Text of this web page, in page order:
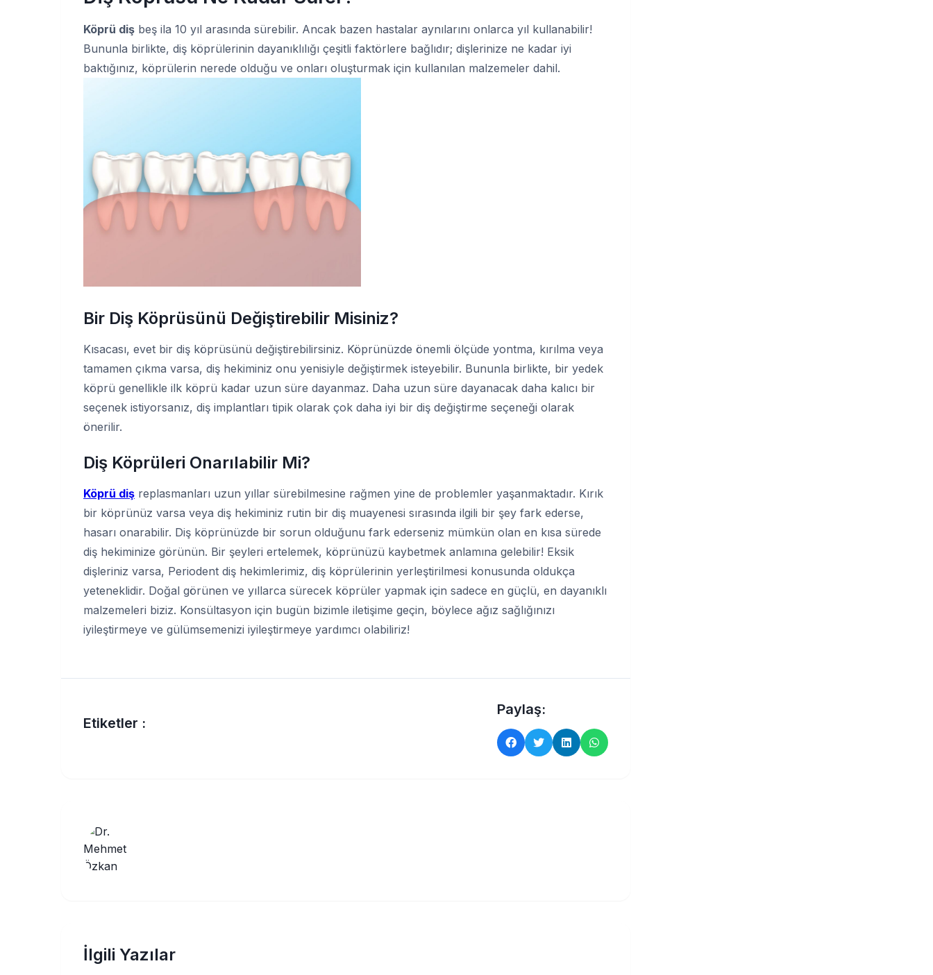
Köprü diş beş ila 10 yıl arasında sürebilir. Ancak bazen hastalar aynılarını onlarca yıl kullanabilir!
Bununla birlikte, diş köprülerinin dayanıklılığı çeşitli faktörlere bağlıdır; dişlerinize ne kadar iyi
baktığınız, köprülerin nerede olduğu ve onları oluşturmak için kullanılan malzemeler dahil.
Bir Diş Köprüsünü Değiştirebilir Misiniz?
Kısacası, evet bir diş köprüsünü değiştirebilirsiniz. Köprünüzde önemli ölçüde yontma, kırılma veya
tamamen çıkma varsa, diş hekiminiz onu yenisiyle değiştirmek isteyebilir. Bununla birlikte, bir yedek
köprü genellikle ilk köprü kadar uzun süre dayanmaz. Daha uzun süre dayanacak daha kalıcı bir
seçenek istiyorsanız, diş implantları tipik olarak çok daha iyi bir diş değiştirme seçeneği olarak
önerilir.
Diş Köprüleri Onarılabilir Mi?
Köprü diş replasmanları uzun yıllar sürebilmesine rağmen yine de problemler yaşanmaktadır. Kırık
bir köprünüz varsa veya diş hekiminiz rutin bir diş muayenesi sırasında ilgili bir şey fark ederse,
hasarı onarabilir. Diş köprünüzde bir sorun olduğunu fark ederseniz mümkün olan en kısa sürede
diş hekiminize görünün. Bir şeyleri ertelemek, köprünüzü kaybetmek anlamına gelebilir! Eksik
dişleriniz varsa, Periodent diş hekimlerimiz, diş köprülerinin yerleştirilmesi konusunda oldukça
yeteneklidir. Doğal görünen ve yıllarca sürecek köprüler yapmak için sadece en güçlü, en dayanıklı
malzemeleri biziz. Konsültasyon için bugün bizimle iletişime geçin, böylece ağız sağlığınızı
iyileştirmeye ve gülümsemenizi iyileştirmeye yardımcı olabiliriz!
Etiketler :
Paylaş:
İlgili Yazılar